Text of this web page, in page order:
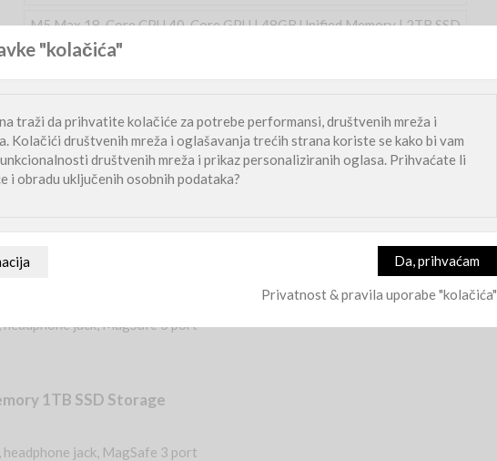
M5 Max 18-Core CPU 40-Core GPU | 48GB Unified Memory | 2TB SSD
Max računala
1TB SSD Storage
jack, MagSafe 3 port
1TB SSD Storage
jack, MagSafe 3 port
"kolačića"
traži da prihvatite kolačiće za potrebe performansi, društvenih mreža i
Kolačići društvenih mreža i oglašavanja trećih strana koriste se kako bi vam
društvenih mreža i prikaz personaliziranih oglasa. Prihvaćate li
i obradu uključenih osobnih podataka?
Privatnost & pravila uporabe "kolačića"